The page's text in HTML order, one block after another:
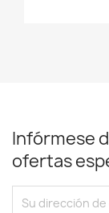
Infórmese
ofertas